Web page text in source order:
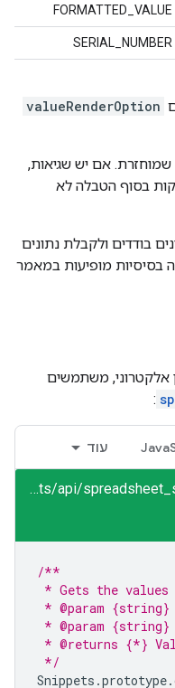
FORMATTED_VALUE
SERIAL_NUMBER
valueRenderOption
אם יש שגיאות,
בסוף הטבלה לא
בודדים ולקבלת נתונים
בסיסיות מופיעות במאמר
אלקטרוני, משתמשים
:
עוד
sheets/api/spreadsheet_snippets.gs
/**
* Gets the
* @param
* @param
* @returns {*}
*/
Snippets .prototype.